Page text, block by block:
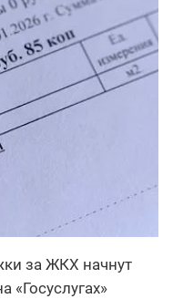
за ЖКХ начнут
«Госуслугах»